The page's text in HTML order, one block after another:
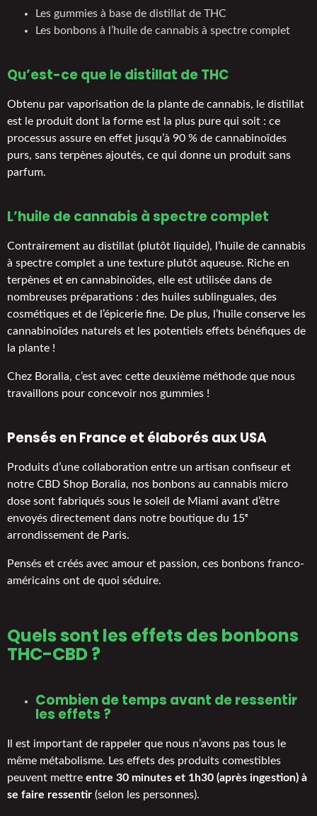
Les gummies à base de distillat de THC
Les bonbons à l’huile de cannabis à spectre complet
Qu’est-ce que le distillat de THC
Obtenu par vaporisation de la plante de cannabis, le distillat
est le produit dont la forme est la plus pure qui soit : ce
processus assure en effet jusqu’à 90 % de cannabinoïdes
purs, sans terpènes ajoutés, ce qui donne un produit sans
parfum.
L’huile de cannabis àspectre complet
Contrairement au distillat (plutôt liquide), l’huile de cannabis
à spectre complet a une texture plutôt aqueuse. Riche en
terpènes et en cannabinoïdes, elle est utilisée dans de
nombreuses préparations : des huiles sublinguales, des
cosmétiques et de l’épicerie fine. De plus, l’huile conserve les
cannabinoïdes naturels et les potentiels effets bénéfiques de
la plante !
Chez Boralia, c’est avec cette deuxième méthode que nous
travaillons pour concevoir nos gummies !
Pensés en France et élaborés aux USA
Produits d’une collaboration entre un artisan confiseur et
notre CBD Shop Boralia, nos bonbons au cannabis micro
dose sont fabriqués sous le soleil de Miami avant d’être
envoyés directement dans notre boutique du 15ᵉ
arrondissement de Paris.
Pensés et créés avec amour et passion, ces bonbons franco-
américains ont de quoi séduire.
Quels sont les effets des bonbons
THC-CBD ?
Combien de temps avant de ressentir
les effets ?
Il est important de rappeler que nous n’avons pas tous le
même métabolisme. Les effets des produits comestibles
peuvent mettre entre 30 minutes et 1h30 (après ingestion) à
se faire ressentir (selon les personnes).